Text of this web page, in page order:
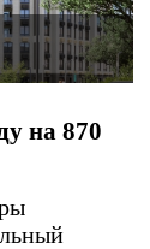
на 870